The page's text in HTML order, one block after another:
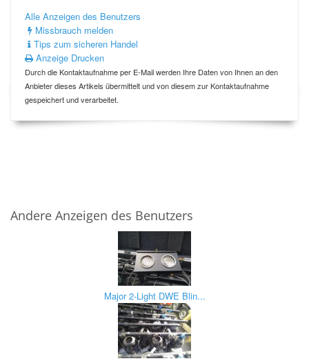
Alle Anzeigen des Benutzers
Missbrauch melden
Tips zum sicheren Handel
Anzeige Drucken
Durch die Kontaktaufnahme per E-Mail werden Ihre Daten von Ihnen an den
Anbieter dieses Artikels übermittelt und von diesem zur Kontaktaufnahme
gespeichert und verarbeitet.
Andere Anzeigen des Benutzers
Major 2-Light DWE Blin...